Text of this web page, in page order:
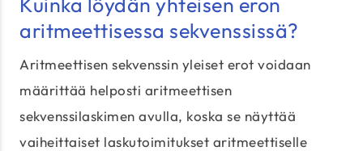
aritmeettisessa sekvenssissä?
Aritmeettisen sekvenssin yleiset erot voidaan
määrittää helposti aritmeettisen
sekvenssilaskimen avulla, koska se näyttää
vaiheittaiset laskutoimitukset aritmeettiselle